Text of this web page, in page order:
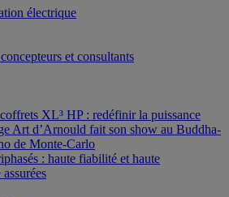
électrique
et consultants
XL³ HP : redéfinir la puissance
Art d’Arnould fait son show au Buddha-
de Monte-Carlo
: haute fiabilité et haute